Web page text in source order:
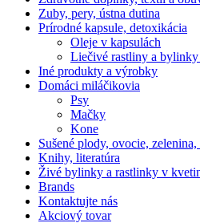
Zuby, pery, ústna dutina
Prírodné kapsule, detoxikácia
Oleje v kapsulách
Liečivé rastliny a bylinky
Iné produkty a výrobky
Domáci miláčikovia
Psy
Mačky
Kone
Sušené plody, ovocie,
Knihy, literatúra
Živé bylinky a rastlinky v
Brands
Kontaktujte nás
Akciový tovar